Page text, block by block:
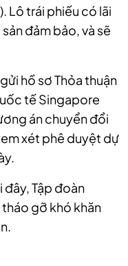
Lô trái phiếu có lãi
đảm bảo, và sẽ
hồ sơ Thỏa thuận
tế Singapore
án chuyển đổi
xét phê duyệt dự
Tập đoàn
gỡ khó khăn